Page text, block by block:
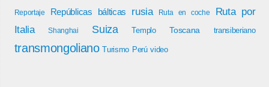
Reportaje Repúblicas bálticas rusia Ruta en coche
Ruta por
Italia
Shanghai Suiza Templo Toscana transiberiano
transmongoliano Turismo Perú video